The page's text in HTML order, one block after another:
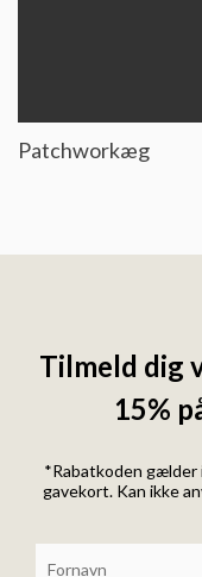
Patchworkæg
Tilmeld dig
15%
*Rabatkoden gælder
gavekort. Kan ikke